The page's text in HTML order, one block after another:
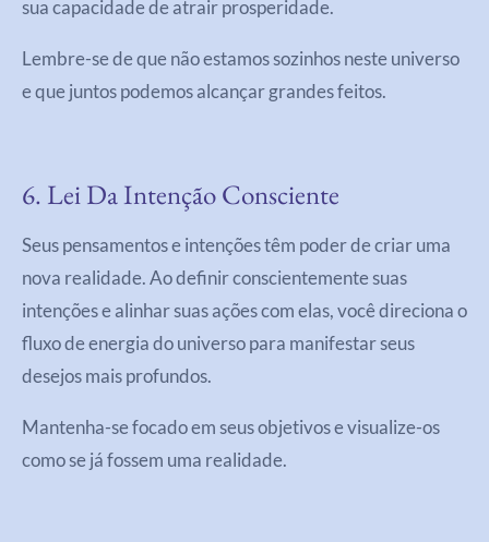
sua capacidade de atrair prosperidade.
Lembre-se de que não estamos sozinhos neste universo
e que juntos podemos alcançar grandes feitos.
6. Lei Da Intenção Consciente
Seus pensamentos e intenções têm poder de criar uma
nova realidade. Ao definir conscientemente suas
intenções e alinhar suas ações com elas, você direciona o
fluxo de energia do universo para manifestar seus
desejos mais profundos.
Mantenha-se focado em seus objetivos e visualize-os
como se já fossem uma realidade.